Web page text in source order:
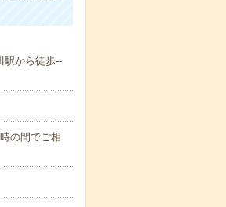
駅から徒歩--
の間でご相